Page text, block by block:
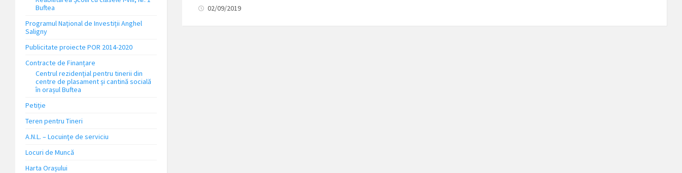
02/09/2019
Buftea
Programul Național de Investiții Anghel
Saligny
Publicitate proiecte POR 2014-2020
Contracte de Finanțare
Centrul rezidențial pentru tinerii din
centre de plasament și cantină socială
în orașul Buftea
Petiție
Teren pentru Tineri
A.N.L. – Locuinţe de serviciu
Locuri de Muncă
Harta Orașului